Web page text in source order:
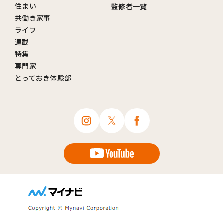
住まい
共働き家事
ライフ
連載
特集
専門家
とっておき体験部
監修者一覧